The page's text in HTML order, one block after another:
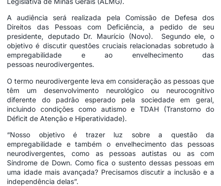
A audiência será realizada pela Comissão de Defesa dos
Direitos das Pessoas com Deficiência, a pedido de seu
presidente, deputado Dr. Maurício (Novo). Segundo ele, o
objetivo é discutir questões cruciais relacionadas sobretudo à
empregabilidade e ao envelhecimento das
pessoas neurodivergentes.
O termo neurodivergente leva em consideração as pessoas que
têm um desenvolvimento neurológico ou neurocognitivo
diferente do padrão esperado pela sociedade em geral,
incluindo condições como autismo e TDAH (Transtorno do
Déficit de Atenção e Hiperatividade).
“Nosso objetivo é trazer luz sobre a questão da
empregabilidade e também o envelhecimento das pessoas
neurodivergentes, como as pessoas autistas ou as com
Síndrome de Down. Como fica o sustento dessas pessoas em
uma idade mais avançada? Precisamos discutir a inclusão e a
independência delas”.